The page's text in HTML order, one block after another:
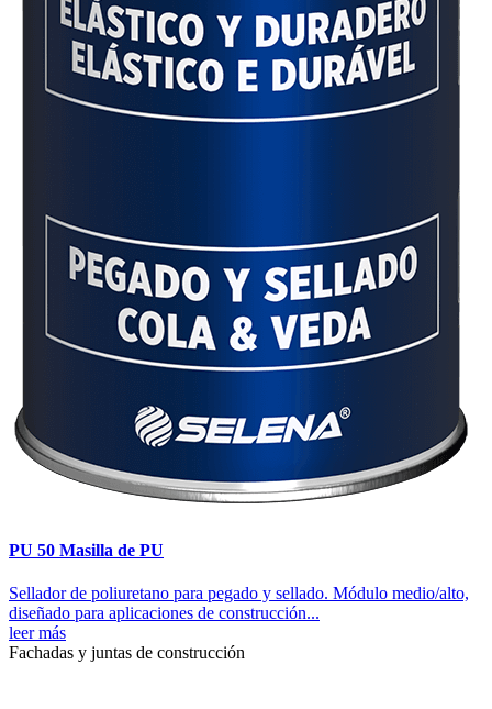
PU 50 Masilla de PU
Sellador de poliuretano para pegado y sellado. Módulo medio/alto,
diseñado para aplicaciones de construcción...
leer más
Fachadas y juntas de construcción